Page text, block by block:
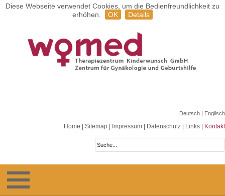
Diese Webseite verwendet Cookies, um die Bedienfreundlichkeit zu
erhöhen.
OK Details
Deutsch | Englisch
Home Sitemap Impressum Datenschutz Links Kontakt